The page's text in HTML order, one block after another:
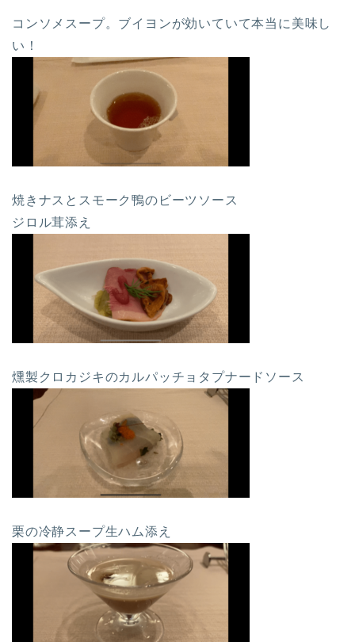
コンソメスープ。ブイヨンが効いていて本当に美味し
い！
焼きナスとスモーク鴨のビーツソース
ジロル茸添え
燻製クロカジキのカルパッチョタプナードソース
栗の冷静スープ生ハム添え